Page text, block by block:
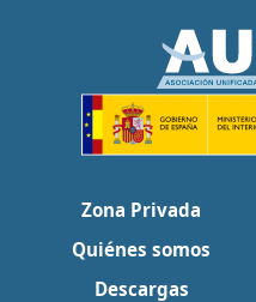
Zona Privada
Quiénes somos
Descargas